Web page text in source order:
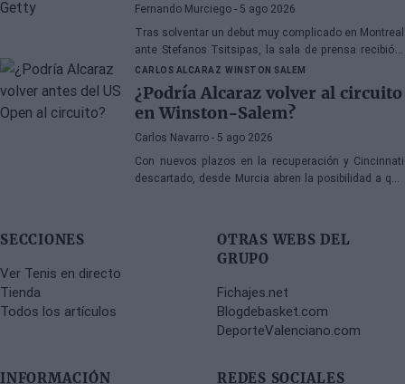
Fernando Murciego - 5 ago 2026
Tras solventar un debut muy complicado en Montreal
ante Stefanos Tsitsipas, la sala de prensa recibió a
Joao Fonseca para escucharle hablar sobre su
momento actual y abrir algunos debates del pasado.
CARLOS ALCARAZ WINSTON SALEM
¿Podría Alcaraz volver al circuito
en Winston-Salem?
Carlos Navarro - 5 ago 2026
Con nuevos plazos en la recuperación y Cincinnati
descartado, desde Murcia abren la posibilidad a que
SECCIONES
Ver Tenis en directo
Tienda
Todos los artículos
OTRAS WEBS DEL
GRUPO
Fichajes.net
Blogdebasket.com
DeporteValenciano.com
INFORMACIÓN REDES SOCIALES